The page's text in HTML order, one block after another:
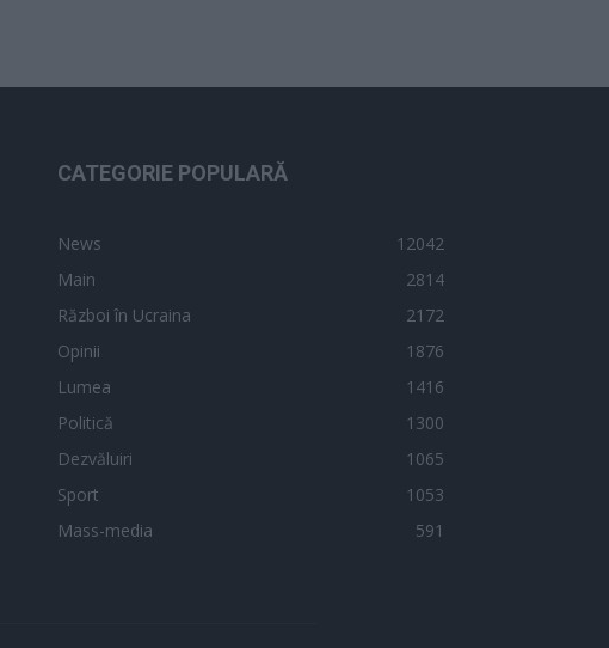
CATEGORIE POPULARĂ
News
12042
Main
2814
Război în Ucraina
2172
Opinii
1876
Lumea
1416
Politică
1300
Dezvăluiri
1065
Sport
1053
Mass-media
591